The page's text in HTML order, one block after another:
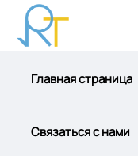
Главная страница
Связаться с нами